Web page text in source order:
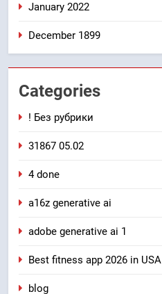
January 2022
December 1899
Categories
! Без рубрики
31867 05.02
4 done
a16z generative ai
adobe generative ai 1
Best fitness app 2026 in USA
blog